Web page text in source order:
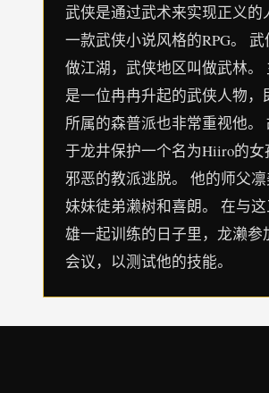
武侠是通过武术来实现正义的
一款武侠小说风格的RPG。 武
做江湖，武侠地区叫做武林。
是一位冉冉升起的武侠人物，
所属的森普派也非常重视他。
于龙井保护一个名为Hiiro的女
邪恶的教派逃脱。 他的师父
妹妹徒弟濑树和喜朗。 在与
雄一起训练的日子里，龙濑参
会议，以测试他的技能。